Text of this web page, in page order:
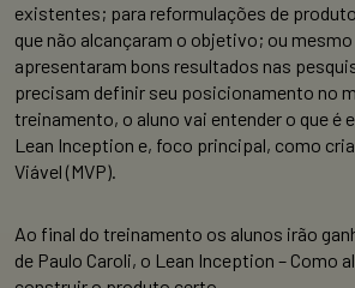
existentes; para reformulações de
que não alcançaram o objetivo; ou
apresentaram bons resultados nas
precisam definir seu posicionamento no
treinamento, o aluno vai entender o que é
Lean Inception e, foco principal, como
Viável (MVP).
Ao final do treinamento os alunos irão
de Paulo Caroli, o Lean Inception – Como